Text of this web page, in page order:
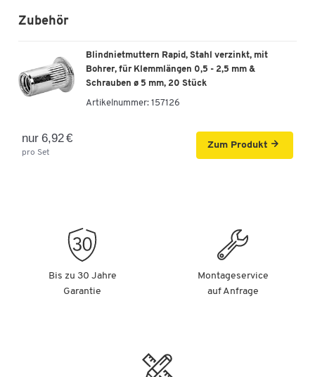
Zubehör
Blindnietmuttern Rapid, Stahl verzinkt, mit
Bohrer, für Klemmlängen 0,5 - 2,5 mm &
Schrauben ø 5 mm, 20 Stück
Artikelnummer: 157126
nur 6,92 €
pro Set
Zum Produkt
Bis zu 30 Jahre
Garantie
Montageservice
auf Anfrage